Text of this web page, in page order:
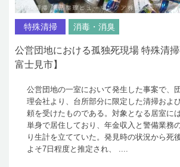
特殊清掃 消毒・消臭
公営団地における孤独死現場 特殊清
富士見市】
公営団地の一室において発生した事案で、
理会社より、台所部分に限定した清掃およ
頼を受けたものである。対象となる居室に
単身で居住しており、年金収入と警備業務
り生計を立てていた。発見時の状況から死
よそ7日程度と推定され、 ....